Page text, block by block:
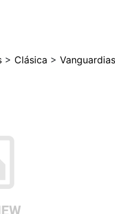
> Clásica >